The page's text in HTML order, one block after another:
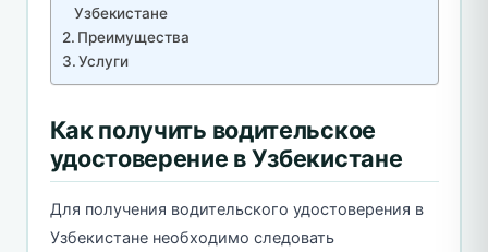
Узбекистане
Преимущества
Услуги
Как получить водительское
удостоверение в Узбекистане
Для получения водительского удостоверения в
Узбекистане необходимо следовать